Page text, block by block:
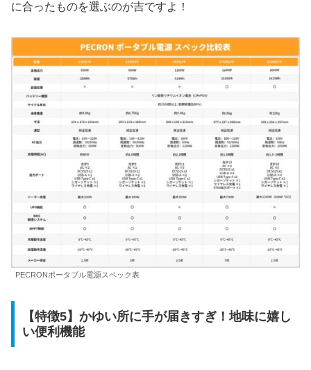
に合ったものを選ぶのが吉ですよ！
PECRONポータブル電源スペック表
【特徴5】かゆい所に手が届きすぎ！地味に嬉し
い便利機能